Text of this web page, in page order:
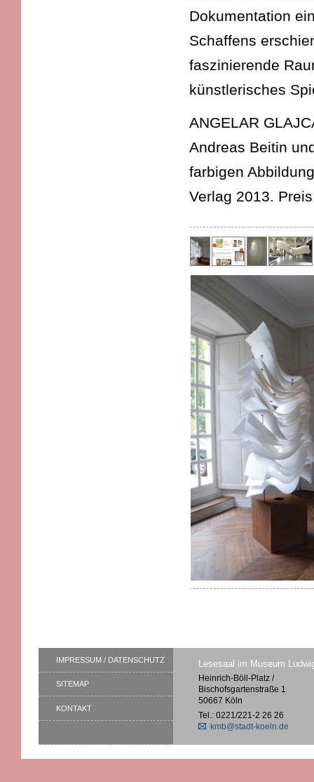
Dokumentation
Schaffens
faszinierende
künstlerisches
ANGELAR
Andreas Beitin
farbigen
Verlag 2013.
IMPRESSUM / DATENSCHUTZ
SITEMAP
KONTAKT
Lesesaal im Museum
Heinrich-Böll-Platz /
Bischofsgartenstraße 1
50667 Köln
Tel.: 0221/221-2 26 26
kmb@stadt-koeln.de